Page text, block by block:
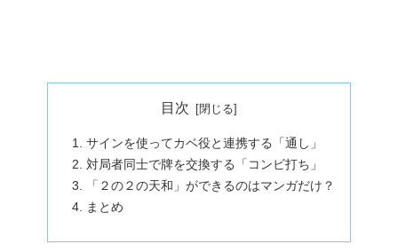
目次
サインを使ってカベ役と連携する「通し」
対局者同士で牌を交換する「コンビ打ち」
「２の２の天和」ができるのはマンガだけ？
まとめ